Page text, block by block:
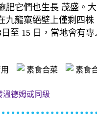
肥它們也生長 茂盛。
九龍窠絕壁上僅剩四株
至 15 日，當地會有
素食合菜 素食
溫德姆或同級